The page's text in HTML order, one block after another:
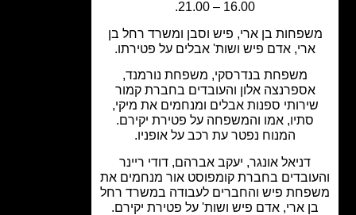
בן ארי, פיש וסבן ומשרד רחל בן
אדם פיש ושות' אבלים על פטירתו.
משפחת בנדרסקי, משפחת נורמנד,
אספרנצה אלון והעובדים בחברת קמור
ספנות אבלים ומנחמים את מיקי,
סתיו, אמו והמשפחה על פטירת יקירם.
המנוח נפטר עת רכב על אופניו.
דניאל אונגר, יעקב אברהם, דודי ריינר
בחברת קומפוסט אור מנחמים את
פיש והחברים לעבודה במשרד רחל
ארי, אדם פיש ושות' על פטירת יקירם.